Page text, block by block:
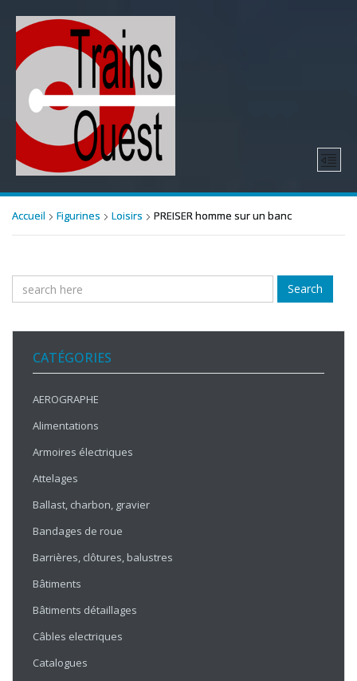
Accueil Figurines Loisirs PREISER homme sur un banc
Search
CATÉGORIES
AEROGRAPHE
Alimentations
Armoires électriques
Attelages
Ballast, charbon, gravier
Bandages de roue
Barrières, clôtures, balustres
Bâtiments
Bâtiments détaillages
Câbles electriques
Catalogues